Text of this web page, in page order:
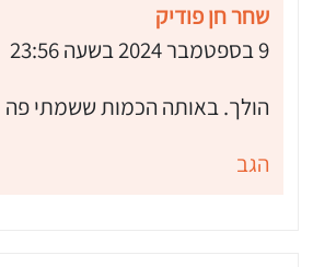
שחר חן פודיק
9 בספטמבר 2024 בשעה 23:56
הולך. באותה הכמות ששמתי פה
הגב